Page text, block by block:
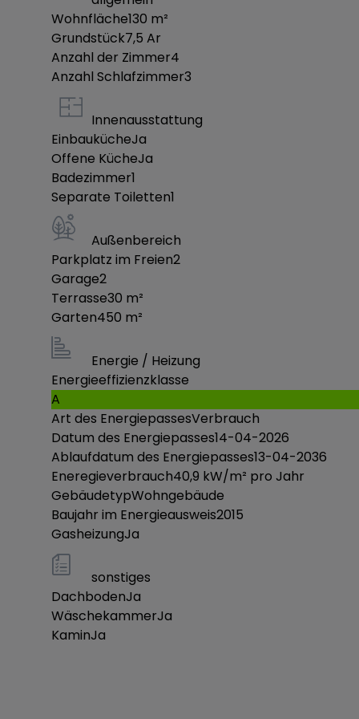
Wohnfläche130 m²
Grundstück7,5 Ar
Anzahl der Zimmer4
Anzahl Schlafzimmer3
Innenausstattung
EinbaukücheJa
Offene KücheJa
Badezimmer1
Separate Toiletten1
Außenbereich
Parkplatz im Freien2
Garage2
Terrasse30 m²
Garten450 m²
Energie / Heizung
Energieeffizienzklasse
A
Art des EnergiepassesVerbrauch
Datum des Energiepasses14-04-2026
Ablaufdatum des Energiepasses13-04-2036
Eneregieverbrauch40,9 kW/m² pro Jahr
GebäudetypWohngebäude
Baujahr im Energieausweis2015
GasheizungJa
sonstiges
DachbodenJa
WäschekammerJa
KaminJa